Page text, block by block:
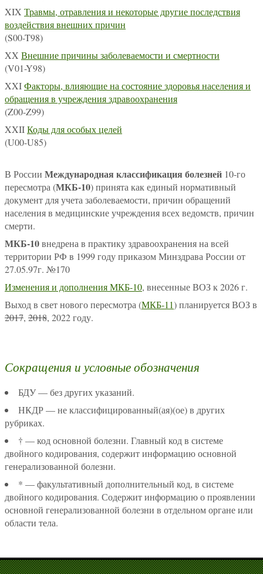
XIX Травмы, отравления и некоторые другие последствия
воздействия внешних причин
(S00-T98)
XX Внешние причины заболеваемости и смертности
(V01-Y98)
XXIФакторы, влияющие на состояние здоровья населения и
обращения в учреждения здравоохранения
(Z00-Z99)
XXIIКоды для особых целей
(U00-U85)
В России Международная классификация болезней 10-го
пересмотра (МКБ-10) принята как единый нормативный
документ для учета заболеваемости, причин обращений
населения в медицинские учреждения всех ведомств, причин
смерти.
МКБ-10внедрена в практику здравоохранения на всей
территории РФ в 1999 году приказом Минздрава России от
27.05.97г. №170
Изменения и дополнения МКБ-10, внесенные ВОЗ к 2026 г.
Выход в свет нового пересмотра (МКБ-11) планируется ВОЗ в
2017, 2018, 2022 году.
Сокращения и условные обозначения
БДУ — без других указаний.
НКДР — не классифицированный(ая)(ое) в других
рубриках.
† — код основной болезни. Главный код в системе
двойного кодирования, содержит информацию основной
генерализованной болезни.
* — факультативный дополнительный код, в системе
двойного кодирования. Содержит информацию о проявлении
основной генерализованной болезни в отдельном органе или
области тела.